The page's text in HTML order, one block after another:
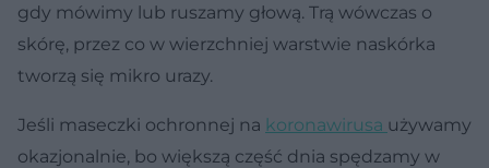
gdy mówimy lub ruszamy głową. Trą wówczas o
skórę, przez co w wierzchniej warstwie naskórka
tworzą się mikro urazy.
Jeśli maseczki ochronnej na koronawirusa używamy
okazjonalnie, bo większą część dnia spędzamy w